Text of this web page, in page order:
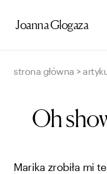
Joanna Glogaza
strona główna >
Oh
Marika zrobiła mi